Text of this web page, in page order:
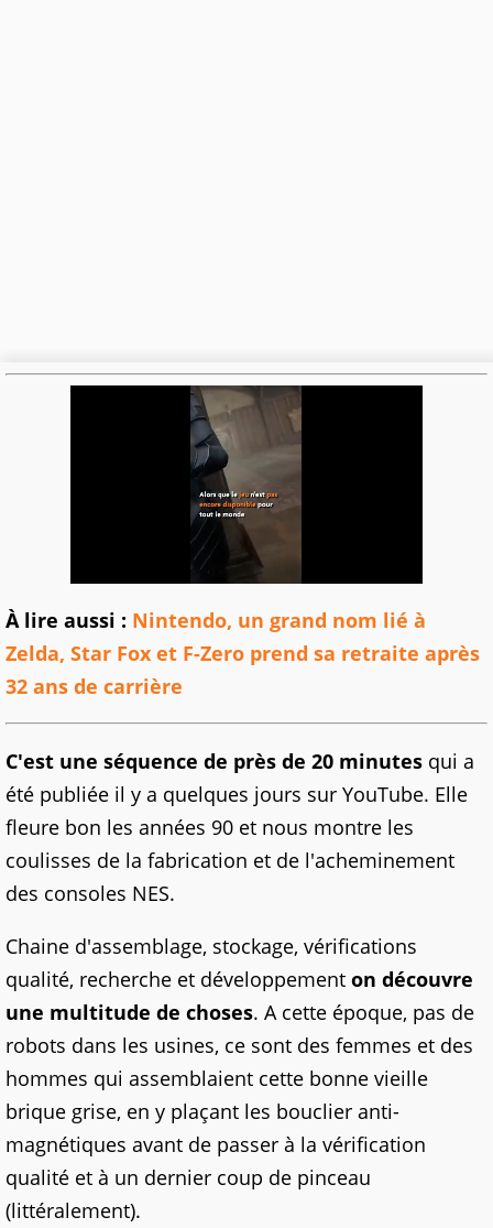
À lire aussi : Nintendo, un grand nom lié à
Zelda, Star Fox et F-Zero prend sa retraite après
32 ans de carrière
C'est une séquence de près de 20 minutes qui a
été publiée il y a quelques jours sur YouTube. Elle
fleure bon les années 90 et nous montre les
coulisses de la fabrication et de l'acheminement
des consoles NES.
Chaine d'assemblage, stockage, vérifications
qualité, recherche et développement on découvre
une multitude de choses. A cette époque, pas de
robots dans les usines, ce sont des femmes et des
hommes qui assemblaient cette bonne vieille
brique grise, en y plaçant les bouclier anti-
magnétiques avant de passer à la vérification
qualité et à un dernier coup de pinceau
(littéralement).